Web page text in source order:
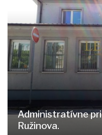
Administratívne
Ružinova.